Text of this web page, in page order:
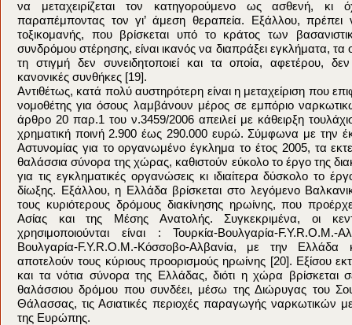
να μεταχειρίζεται τον κατηγορούμενο ως ασθενή, κι
παραπέμποντας τον γι’ άμεση θεραπεία. Εξάλλου, πρέπει
τοξικομανής, που βρίσκεται υπό το κράτος των
συνδρόμου στέρησης, είναι ικανός να διαπράξει εγκλήματα, τα
τη στιγμή δεν συνειδητοποιεί και τα οποία, αφετέρου,
κανονικές συνθήκες [19].
Αντιθέτως, κατά πολύ αυστηρότερη είναι η μεταχείριση που
νομοθέτης για όσους λαμβάνουν μέρος σε εμπόριο
άρθρο 20 παρ.1 του ν.3459/2006 απειλεί με κάθειρξη
χρηματική ποινή 2.900 έως 290.000 ευρώ. Σύμφωνα με την
Αστυνομίας για το οργανωμένο έγκλημα το έτος 2005, τα
θαλάσσια σύνορα της χώρας, καθιστούν εύκολο το έργο της
για τις εγκληματικές οργανώσεις κι ιδιαίτερα δύσκολο το
δίωξης. Εξάλλου, η Ελλάδα βρίσκεται στο λεγόμενο
τους κυριότερους δρόμους διακίνησης ηρωίνης, που
Ασίας και της Μέσης Ανατολής. Συγκεκριμένα, οι
χρησιμοποιούνται είναι : Τουρκία-Βουλγαρία-
Βουλγαρία-F.Y.R.O.M.-Κόσσοβο-Αλβανία, με την Ελλάδα
αποτελούν τους κύριους προορισμούς ηρωίνης [20]. Εξίσου
και τα νότια σύνορα της Ελλάδας, διότι η χώρα βρίσκεται
θαλάσσιου δρόμου που συνδέει, μέσω της Διώρυγας του
Θάλασσας, τις Ασιατικές περιοχές παραγωγής ναρκωτικών
της Ευρώπης.